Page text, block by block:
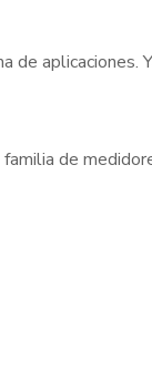
de aplicaciones.
de